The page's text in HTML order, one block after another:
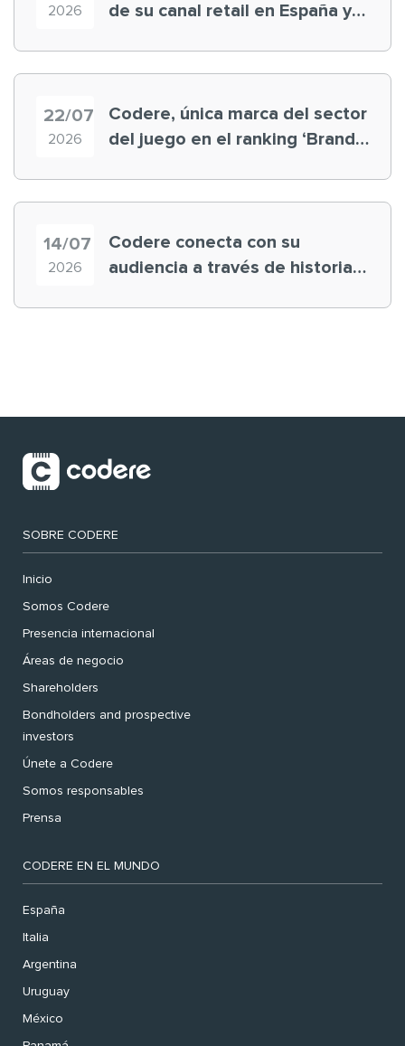
2026
de su canal retail en España y
22/07
2026
Codere, única marca del sector
del juego en el ranking ‘Brand
14/07
2026
Codere conecta con su
audiencia a través de historias
SOBRE CODERE
Inicio
Somos Codere
Presencia internacional
Áreas de negocio
Shareholders
Bondholders and prospective
investors
Únete a Codere
Somos responsables
Prensa
CODERE EN EL MUNDO
España
Italia
Argentina
Uruguay
México